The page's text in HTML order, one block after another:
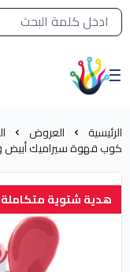
القائمة الرئيسية لمتجر
الشرق النادر
الرئيسية العروض
كوب قهوة سيراميك أبيض
هدية شتوية متكاملة